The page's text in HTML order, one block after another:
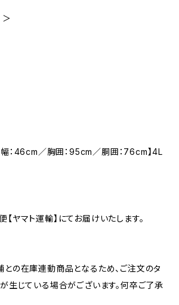
：46cm／胸囲：95cm／胴囲：76cm】4L
ヤマト運輸】にてお届けいたします。
との在庫連動商品となるため、ご注文のタ
生じている場合がございます。何卒ご了承